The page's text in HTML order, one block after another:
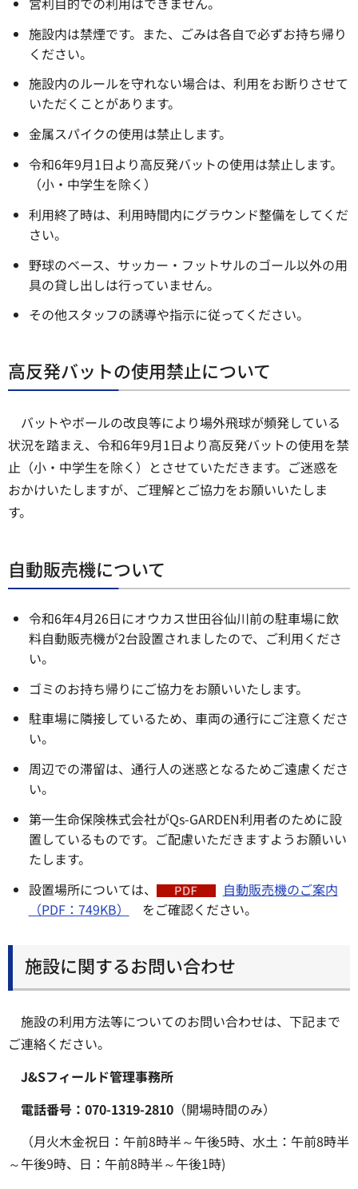
施設内は禁煙です。また、ごみは各自で必ずお持ち帰り
ください。
施設内のルールを守れない場合は、利用をお断りさせて
いただくことがあります。
金属スパイクの使用は禁止します。
令和6年9月1日より高反発バットの使用は禁止します。
（小・中学生を除く）
利用終了時は、利用時間内にグラウンド整備をしてくだ
さい。
野球のベース、サッカー・フットサルのゴール以外の用
具の貸し出しは行っていません。
その他スタッフの誘導や指示に従ってください。
高反発バットの使用禁止について
バットやボールの改良等により場外飛球が頻発している
状況を踏まえ、令和6年9月1日より高反発バットの使用を禁
止（小・中学生を除く）とさせていただきます。ご迷惑を
おかけいたしますが、ご理解とご協力をお願いいたしま
す。
自動販売機について
令和6年4月26日にオウカス世田谷仙川前の駐車場に飲
料自動販売機が2台設置されましたので、ご利用くださ
い。
ゴミのお持ち帰りにご協力をお願いいたします。
駐車場に隣接しているため、車両の通行にご注意くださ
い。
周辺での滞留は、通行人の迷惑となるためご遠慮くださ
い。
第一生命保険株式会社がQs-GARDEN利用者のために設
置しているものです。ご配慮いただきますようお願いい
たします。
設置場所については、
自動販売機のご案内
（PDF：749KB）
をご確認ください。
施設に関するお問い合わせ
施設の利用方法等についてのお問い合わせは、下記まで
ご連絡ください。
J&Sフィールド管理事務所
電話番号：070-1319-2810 （開場時間のみ）
（月火木金祝日：午前8時半～午後5時、水土：午前8時半
～午後9時、日：午前8時半～午後1時)